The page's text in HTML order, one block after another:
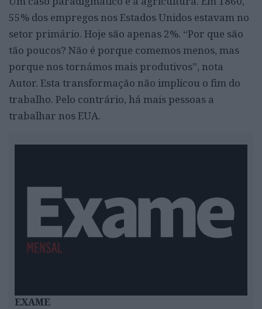
55% dos empregos nos Estados Unidos estavam no
setor primário. Hoje são apenas 2%. “Por que são
tão poucos? Não é porque comemos menos, mas
porque nos tornámos mais produtivos”, nota
Autor. Esta transformação não implicou o fim do
trabalho. Pelo contrário, há mais pessoas a
trabalhar nos EUA.
EXAME